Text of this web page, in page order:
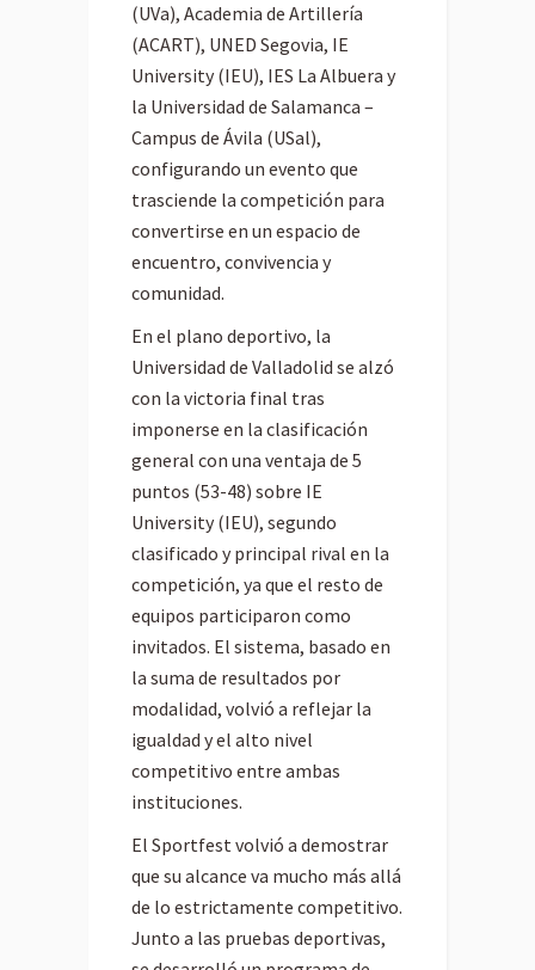
(UVa), Academia de Artillería
(ACART), UNED Segovia, IE
University (IEU), IES La Albuera y
la Universidad de Salamanca –
Campus de Ávila (USal),
configurando un evento que
trasciende la competición para
convertirse en un espacio de
encuentro, convivencia y
comunidad.
En el plano deportivo, la
Universidad de Valladolid se alzó
con la victoria final tras
imponerse en la clasificación
general con una ventaja de 5
puntos (53-48) sobre IE
University (IEU), segundo
clasificado y principal rival en la
competición, ya que el resto de
equipos participaron como
invitados. El sistema, basado en
la suma de resultados por
modalidad, volvió a reflejar la
igualdad y el alto nivel
competitivo entre ambas
instituciones.
El Sportfest volvió a demostrar
que su alcance va mucho más allá
de lo estrictamente competitivo.
Junto a las pruebas deportivas,